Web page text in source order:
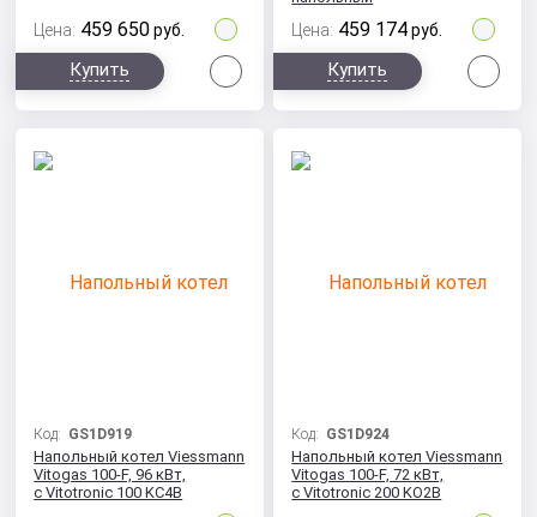
Цена: 459 650 руб.
Купить
Цена: 459 174 руб.
Купить
Код: GS1D919
Напольный котел Viessmann
Vitogas 100-F, 96 кВт,
с Vitotronic 100 KC4B
Код: GS1D924
Напольный котел Viessmann
Vitogas 100-F, 72 кВт,
с Vitotronic 200 KO2B